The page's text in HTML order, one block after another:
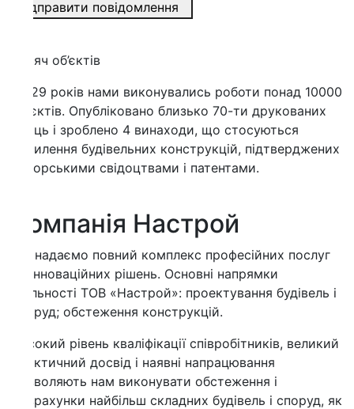
повідомлення
об’єктів
років нами виконувались роботи понад 10000
Опубліковано близько 70-ти друкованих
і зроблено 4 винаходи, що стосуються
будівельних конструкцій, підтверджених
свідоцтвами і патентами.
Настрой
повний комплекс професійних послуг
рішень. Основні напрямки
ТОВ «Настрой»: проектування будівель і
обстеження конструкцій.
рівень кваліфікації співробітників, великий
досвід і наявні напрацювання
нам виконувати обстеження і
найбільш складних будівель і споруд, як